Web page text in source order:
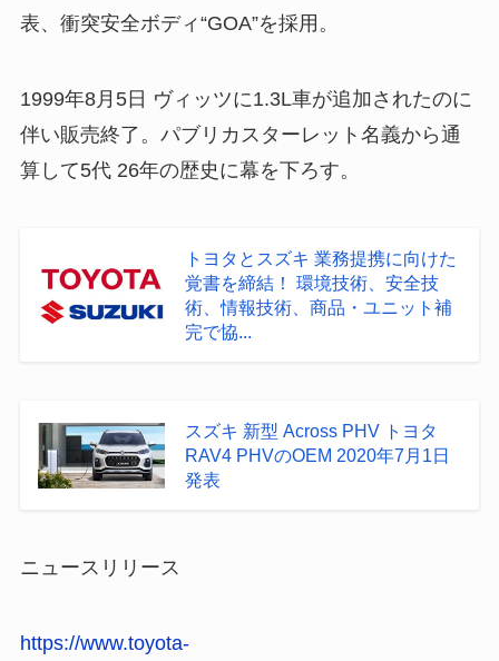
表、衝突安全ボディ“GOA”を採用。
1999年8月5日 ヴィッツに1.3L車が追加されたのに
伴い販売終了。パブリカスターレット名義から通
算して5代 26年の歴史に幕を下ろす。
トヨタとスズキ 業務提携に向けた
覚書を締結！ 環境技術、安全技
術、情報技術、商品・ユニット補
完で協...
スズキ 新型 Across PHV トヨタ
RAV4 PHVのOEM 2020年7月1日
発表
ニュースリリース
https://www.toyota-